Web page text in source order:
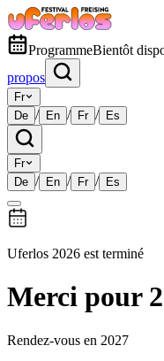
ProgrammeBientôt
propos
Fr
De / En / Fr / Es
Fr
De / En / Fr / Es
Uferlos 2026 est terminé
Merci pour
Rendez-vous en 2027